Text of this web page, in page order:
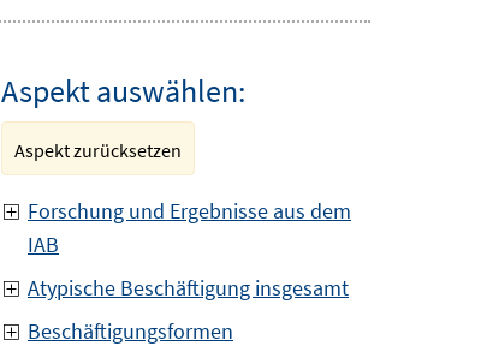
Aspekt auswählen:
Aspekt zurücksetzen
Forschung und Ergebnisse aus dem
IAB
Atypische Beschäftigung insgesamt
Beschäftigungsformen